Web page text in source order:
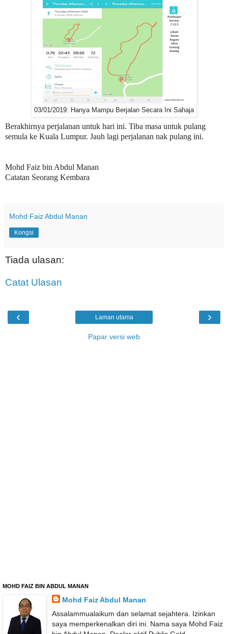
03/01/2019: Hanya Mampu Berjalan Secara Ini Sahaja
Berakhirnya perjalanan untuk hari ini. Tiba masa untuk pulang
semula ke Kuala Lumpur. Jauh lagi perjalanan nak pulang ini.
Mohd Faiz bin Abdul Manan
Catatan Seorang Kembara
Mohd Faiz Abdul Manan
Kongsi
Tiada ulasan:
Catat Ulasan
‹ ›
Laman utama
Papar versi web
MOHD FAIZ BIN ABDUL MANAN
Mohd Faiz Abdul Manan
Assalammualaikum dan selamat sejahtera. Izinkan
saya memperkenalkan diri ini. Nama saya Mohd Faiz